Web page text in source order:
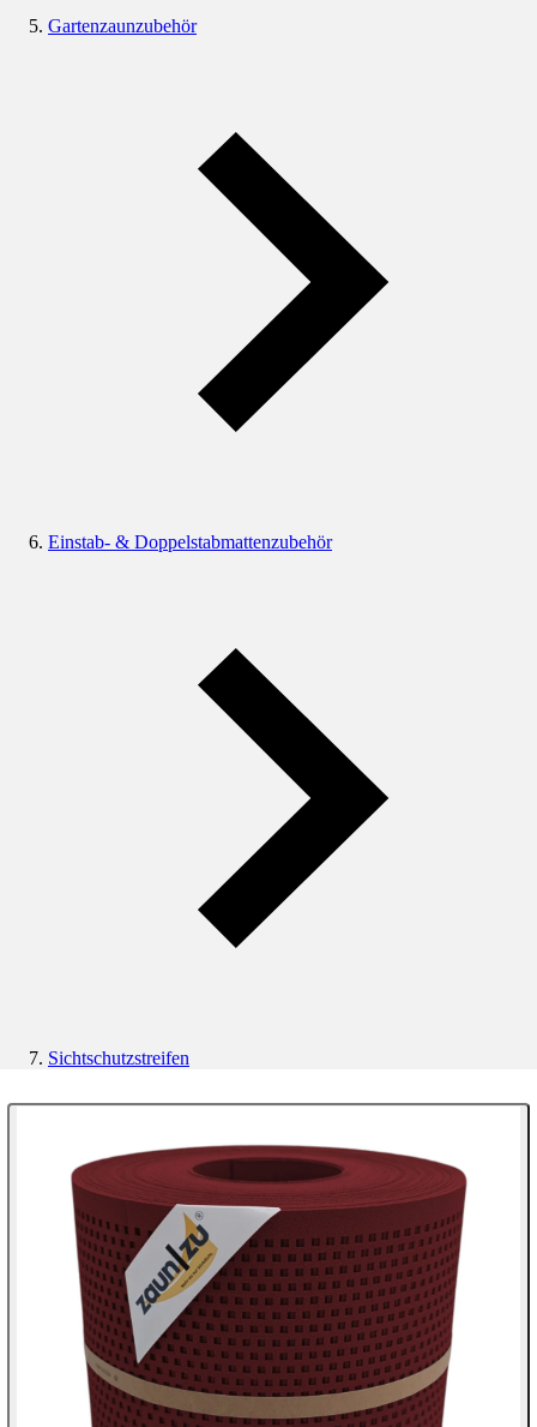
Gartenzaunzubehör
Einstab- & Doppelstabmattenzubehör
Sichtschutzstreifen